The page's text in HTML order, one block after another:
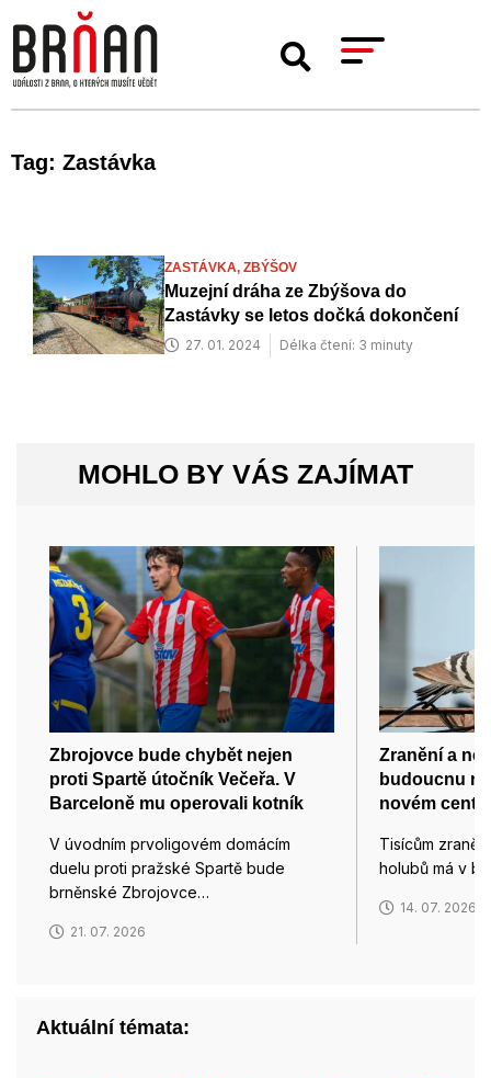
Tag: Zastávka
ZASTÁVKA, ZBÝŠOV
Muzejní dráha ze Zbýšova do
Zastávky se letos dočká dokončení
27. 01. 2024 Délka čtení: 3 minuty
MOHLO BY VÁS ZAJÍMAT
Zbrojovce bude chybět nejen
proti Spartě útočník Večeřa. V
Barceloně mu operovali kotník
V úvodním prvoligovém domácím
duelu proti pražské Spartě bude
brněnské Zbrojovce…
21. 07. 2026
Zranění a
budoucnu
novém
Tisícům
holubů má v
14. 07. 2026
Aktuální témata: